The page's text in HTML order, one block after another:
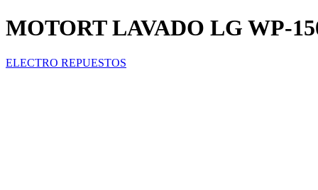
MOTORT LAVADO LG WP-
ELECTRO REPUESTOS